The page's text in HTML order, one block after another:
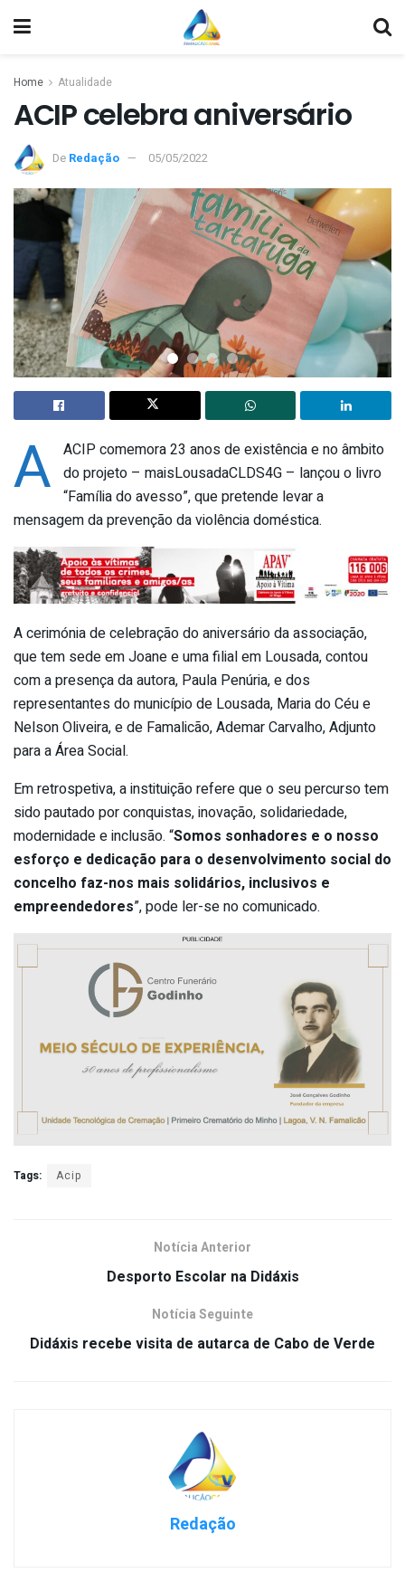
Home Atualidade
ACIP celebra aniversário
De Redação 05/05/2022
A ACIP comemora 23 anos de existência e no âmbito
do projeto – maisLousadaCLDS4G – lançou o livro
“Família do avesso”, que pretende levar a
mensagem da prevenção da violência doméstica.
A cerimónia de celebração do aniversário da associação,
que tem sede em Joane e uma filial em Lousada, contou
com a presença da autora, Paula Penúria, e dos
representantes do município de Lousada, Maria do Céu e
Nelson Oliveira, e de Famalicão, Ademar Carvalho, Adjunto
para a Área Social.
Em retrospetiva, a instituição refere que o seu percurso tem
sido pautado por conquistas, inovação, solidariedade,
modernidade e inclusão. “Somos sonhadores e o nosso
esforço e dedicação para o desenvolvimento social do
concelho faz-nos mais solidários, inclusivos e
empreendedores”, pode ler-se no comunicado.
Tags: Acip
Notícia Anterior
Desporto Escolar na Didáxis
Notícia Seguinte
Didáxis recebe visita de autarca de Cabo de Verde
Redação